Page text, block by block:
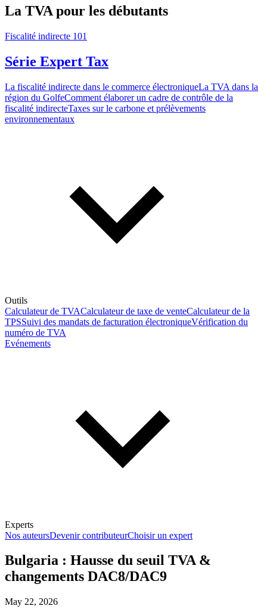
La TVA pour les débutants
Fiscalité indirecte 101
Série Expert Tax
La fiscalité indirecte dans le commerce électroniqueLa TVA dans la
région du GolfeComment élaborer un cadre de contrôle de la
fiscalité indirecteTaxes sur le carbone et prélèvements
environnementaux
Outils
Calculateur de TVACalculateur de taxe de venteCalculateur de la
TPSSuivi des mandats de facturation électroniqueVérification du
numéro de TVA
Evénements
Experts
Nos auteursDevenir contributeurChoisir un expert
En savoir plus sur la fiscalité
Bulgaria : Hausse du seuil TVA &
changements DAC8/DAC9
May 22, 2026